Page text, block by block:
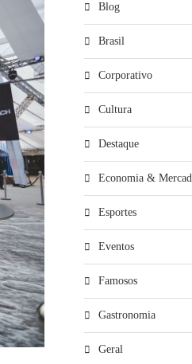
Blog
Brasil
Corporativo
Cultura
Destaque
Economia &
Esportes
Eventos
Famosos
Gastronomia
Geral